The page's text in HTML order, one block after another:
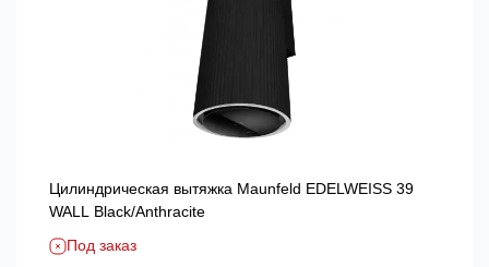
Цилиндрическая вытяжка Maunfeld EDELWEISS 39
WALL Black/Anthracite
Под заказ